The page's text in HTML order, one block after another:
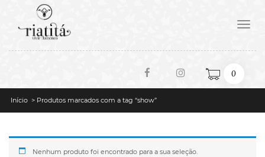
Toggle
0
Início > Produtos marcados com a tag “show”
Nenhum produto foi encontrado para a sua seleção.